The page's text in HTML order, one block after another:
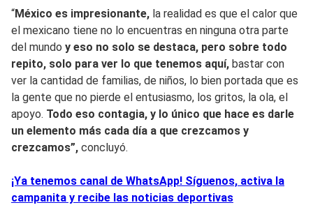
“México es impresionante, la realidad es que el calor que
el mexicano tiene no lo encuentras en ninguna otra parte
del mundo y eso no solo se destaca, pero sobre todo
repito, solo para ver lo que tenemos aquí, bastar con
ver la cantidad de familias, de niños, lo bien portada que es
la gente que no pierde el entusiasmo, los gritos, la ola, el
apoyo. Todo eso contagia, y lo único que hace es darle
un elemento más cada día a que crezcamos y
crezcamos”, concluyó.
¡Ya tenemos canal de WhatsApp! Síguenos, activa la
campanita y recibe las noticias deportivas